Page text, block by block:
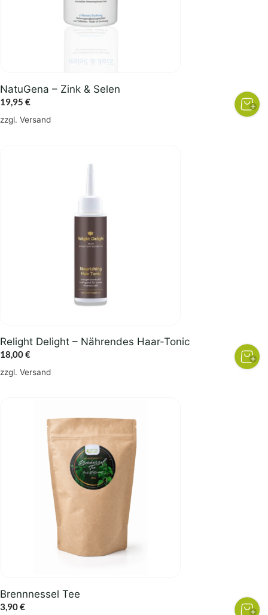
NatuGena – Zink & Selen
19,95 €
zzgl. Versand
Relight Delight – Nährendes Haar-Tonic
18,00€
zzgl. Versand
Brennnessel Tee
3,90€